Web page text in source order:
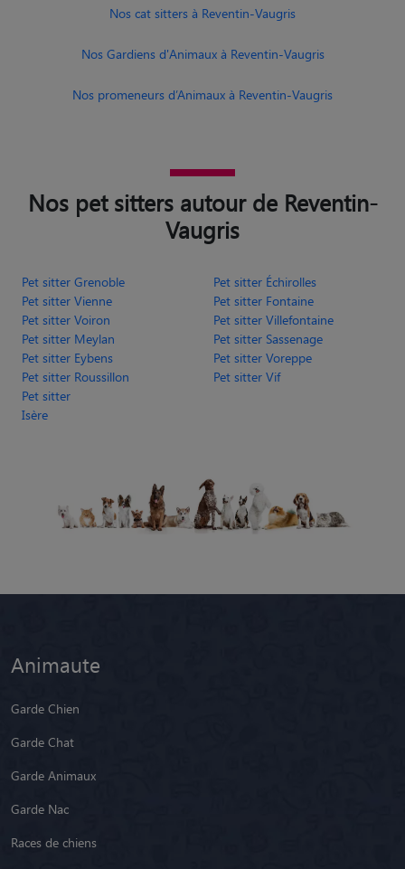
Nos cat sitters à Reventin-Vaugris
Nos Gardiens d'Animaux à Reventin-Vaugris
Nos promeneurs d’Animaux à Reventin-Vaugris
Nos pet sitters autour de Reventin-
Vaugris
Pet sitter Grenoble
Pet sitter Échirolles
Pet sitter Vienne
Pet sitter Fontaine
Pet sitter Voiron
Pet sitter Villefontaine
Pet sitter Meylan
Pet sitter Sassenage
Pet sitter Eybens
Pet sitter Voreppe
Pet sitter Roussillon
Pet sitter Vif
Pet sitter
Isère
Animaute
Garde Chien
Garde Chat
Garde Animaux
Garde Nac
Races de chiens